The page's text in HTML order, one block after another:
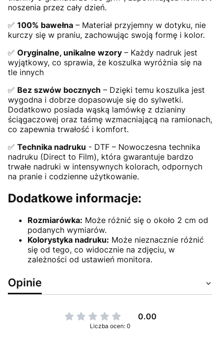
noszenia przez cały dzień.
✅ 100% bawełna – Materiał przyjemny w dotyku, nie
kurczy się w praniu, zachowując swoją formę i kolor.
✅ Oryginalne, unikalne wzory – Każdy nadruk jest
wyjątkowy, co sprawia, że koszulka wyróżnia się na
tle innych
✅ Bez szwów bocznych – Dzięki temu koszulka jest
wygodna i dobrze dopasowuje się do sylwetki.
Dodatkowo posiada wąską lamówkę z dzianiny
ściągaczowej oraz taśmę wzmacniającą na ramionach,
co zapewnia trwałość i komfort.
✅ Technika nadruku - DTF – Nowoczesna technika
nadruku (Direct to Film), która gwarantuje bardzo
trwałe nadruki w intensywnych kolorach, odpornych
na pranie i codzienne użytkowanie.
Dodatkowe informacje:
Rozmiarówka: Może różnić się o około 2 cm od
podanych wymiarów.
Kolorystyka nadruku: Może nieznacznie różnić
się od tego, co widocznie na zdjęciu, w
zależności od ustawień monitora.
Opinie
0.00
Liczba ocen: 0